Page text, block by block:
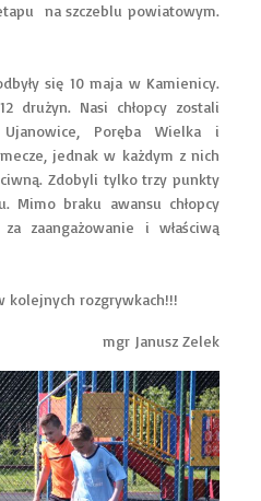
na szczeblu powiatowym.
się 10 maja w Kamienicy.
drużyn. Nasi chłopcy zostali
Poręba Wielka i
jednak w każdym z nich
Zdobyli tylko trzy punkty
Mimo braku awansu chłopcy
zaangażowanie i właściwą
rozgrywkach!!!
mgr Janusz Zelek